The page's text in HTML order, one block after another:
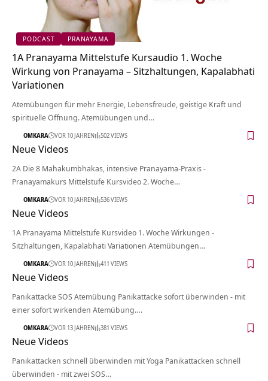
PODCAST PRANAYAMA
1A Pranayama Mittelstufe Kursaudio 1. Woche
Wirkung von Pranayama – Sitzhaltungen, Kapalabhati
Variationen
Atemübungen für mehr Energie, Lebensfreude, geistige Kraft und
spirituelle Öffnung. Atemübungen und…
OMKARA VOR 10 JAHREN 502 VIEWS
Neue Videos
2A Die 8 Mahakumbhakas, intensive Pranayama-Praxis -
Pranayamakurs Mittelstufe Kursvideo 2. Woche…
OMKARA VOR 10 JAHREN 536 VIEWS
Neue Videos
1A Pranayama Mittelstufe Kursvideo 1. Woche Wirkungen -
Sitzhaltungen, Kapalabhati Variationen Atemübungen…
OMKARA VOR 10 JAHREN 411 VIEWS
Neue Videos
Panikattacke SOS Atemübung Panikattacke sofort überwinden - mit
einer sofort wirkenden Atemübung.…
OMKARA VOR 13 JAHREN 381 VIEWS
Neue Videos
Panikattacken schnell überwinden mit Yoga Panikattacken schnell
überwinden - mit zwei SOS…